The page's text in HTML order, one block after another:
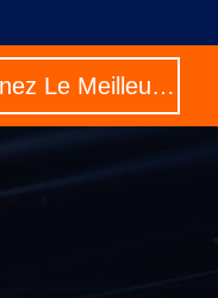
Obtenez Le Meilleur Prix